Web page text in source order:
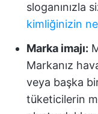
sloganınızla
kimliğinizin
Marka imajı:
Markanız
veya başka
tüketicilerin